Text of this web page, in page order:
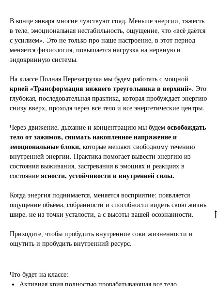
В конце января многие чувствуют спад. Меньше энергии, тяжесть
в теле, эмоциональная нестабильность, ощущение, что «всё даётся
с усилием». Это не только про наше настроение, в этот период
меняется физиология, повышается нагрузка на нервную и
эндокринную системы.
На классе Полная Перезагрузка мы будем работать с мощной
крией «Трансформация нижнего треугольника в верхний». Это
глубокая, последовательная практика, которая пробуждает энергию
снизу вверх, проходя через всё тело и все энергетические центры.
Через движение, дыхание и концентрацию мы будем освобождать
тело от зажимов, снимать накопленное напряжение и
эмоциональные блоки, которые мешают свободному течению
внутренней энергии. Практика помогает вывести энергию из
состояния выживания, застревания в эмоциях и реакциях в
состояние ясности, устойчивости и внутренней силы.
Когда энергия поднимается, меняется восприятие: появляется
ощущение объёма, собранности и способности видеть свою жизнь
шире, не из точки усталости, а с высоты вашей осознанности.
Приходите, чтобы пробудить внутренние соки жизненности и
ощутить и пробудить внутренний ресурс.
Что будет на классе:
Активная крия полностью прорабатывающая все тело